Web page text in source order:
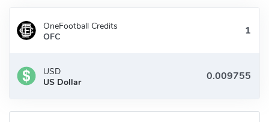
OneFootball Credits
OFC
USD
US Dollar